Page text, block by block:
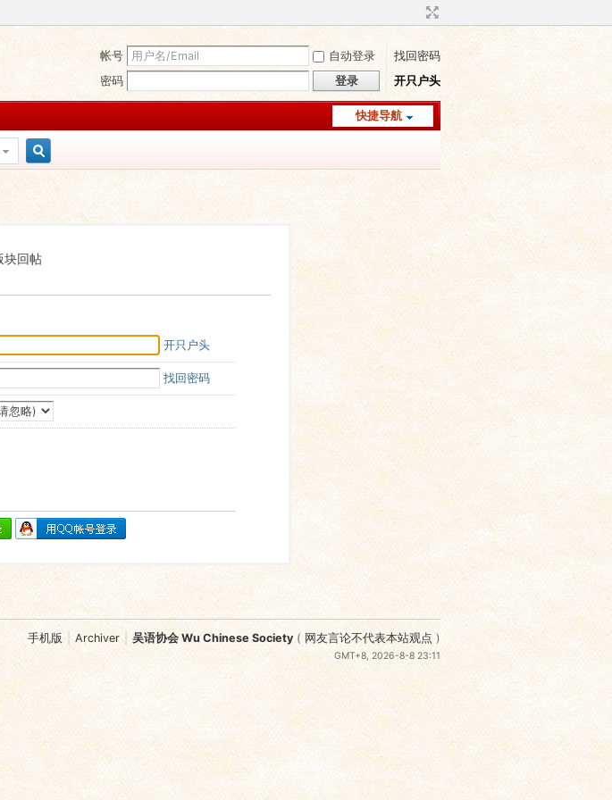
帐号 自动登录
找回密码
密码
登录 开只户头
快捷导航
索
块回帖
开只户头
找回密码
手机版 Archiver 吴语协会 Wu Chinese Society ( 网友言论不代表本站观点 )
GMT+8, 2026-8-8 23:11